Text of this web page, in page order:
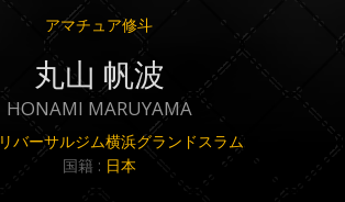
アマチュア修斗
丸山 帆波
HONAMI MARUYAMA
リバーサルジム横浜グランドスラム
国籍 : 日本